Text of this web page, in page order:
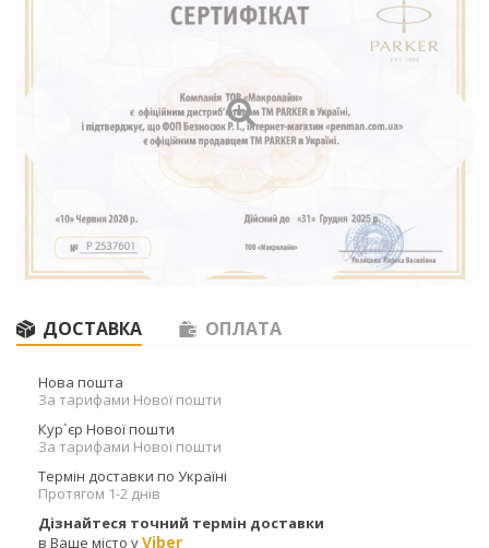
ДОСТАВКА ОПЛАТА
Нова пошта
За тарифами Нової пошти
Кур`єр Нової пошти
За тарифами Нової пошти
Термін доставки по Україні
Протягом 1-2 днів
Дізнайтеся точний термін доставки
в Ваше місто уViber